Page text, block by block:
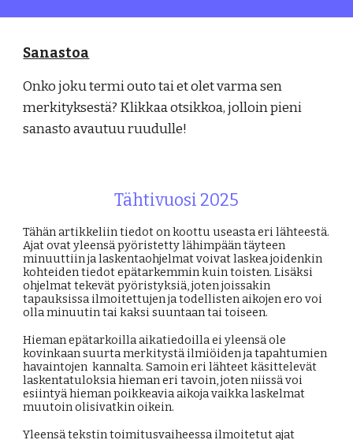
Sanastoa
Onko joku termi outo tai et olet varma sen
merkityksestä? Klikkaa otsikkoa, jolloin pieni
sanasto avautuu ruudulle!
Tähtivuosi 2025
Tähän artikkeliin tiedot on koottu useasta eri lähteestä.
Ajat ovat yleensä pyöristetty lähimpään täyteen
minuuttiin ja laskentaohjelmat voivat laskea joidenkin
kohteiden tiedot epätarkemmin kuin toisten. Lisäksi
ohjelmat tekevät pyöristyksiä, joten joissakin
tapauksissa ilmoitettujen ja todellisten aikojen ero voi
olla minuutin tai kaksi suuntaan tai toiseen.
Hieman epätarkoilla aikatiedoilla ei yleensä ole
kovinkaan suurta merkitystä ilmiöiden ja tapahtumien
havaintojen kannalta. Samoin eri lähteet käsittelevät
laskentatuloksia hieman eri tavoin, joten niissä voi
esiintyä hieman poikkeavia aikoja vaikka laskelmat
muutoin olisivatkin oikein.
Yleensä tekstin toimitusvaiheessa ilmoitetut ajat